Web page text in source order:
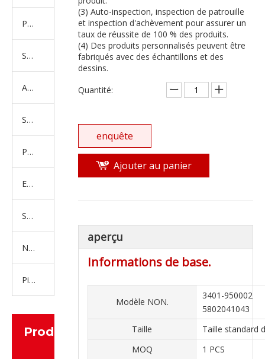
Produits de support de châssis
Série de suspension équilibrée
Amortisseur Série
Système de direction
Produits en caoutchouc
Embrayage Série
Série de bras de réglage
Nouvelles pièces de camion d'énergie
Pièces de moteur
Produits
(3) Auto-inspection, inspection de patrouille
et inspection d'achèvement pour assurer un
taux de réussite de 100 % des produits.
(4) Des produits personnalisés peuvent être
fabriqués avec des échantillons et des
dessins.
Quantité:
enquête
Ajouter au panier
aperçu
Informations de base.
Modèle NON.
3401-950002
5802041043
Taille
Taille standard
MOQ
1 PCS